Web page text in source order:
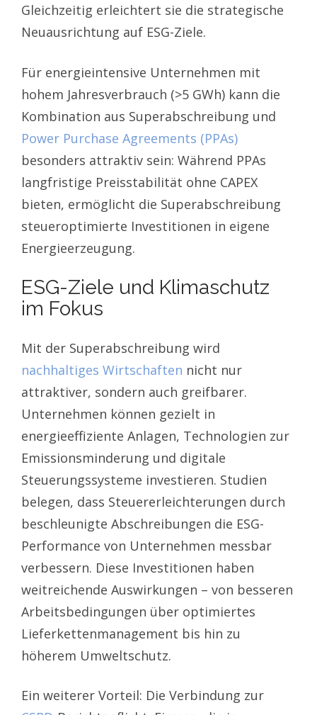
Gleichzeitig erleichtert sie die strategische
Neuausrichtung auf ESG-Ziele.
Für energieintensive Unternehmen mit
hohem Jahresverbrauch (>5 GWh) kann die
Kombination aus Superabschreibung und
Power Purchase Agreements (PPAs)
besonders attraktiv sein: Während PPAs
langfristige Preisstabilität ohne CAPEX
bieten, ermöglicht die Superabschreibung
steueroptimierte Investitionen in eigene
Energieerzeugung.
ESG-Ziele und Klimaschutz
im Fokus
Mit der Superabschreibung wird
nachhaltiges Wirtschaften nicht nur
attraktiver, sondern auch greifbarer.
Unternehmen können gezielt in
energieeffiziente Anlagen, Technologien zur
Emissionsminderung und digitale
Steuerungssysteme investieren. Studien
belegen, dass Steuererleichterungen durch
beschleunigte Abschreibungen die ESG-
Performance von Unternehmen messbar
verbessern. Diese Investitionen haben
weitreichende Auswirkungen – von besseren
Arbeitsbedingungen über optimiertes
Lieferkettenmanagement bis hin zu
höherem Umweltschutz.
Ein weiterer Vorteil: Die Verbindung zur